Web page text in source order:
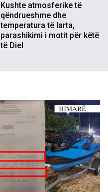
Kushte atmosferike të
qëndrueshme dhe
temperatura të larta,
parashikimi i motit për këtë
të Diel